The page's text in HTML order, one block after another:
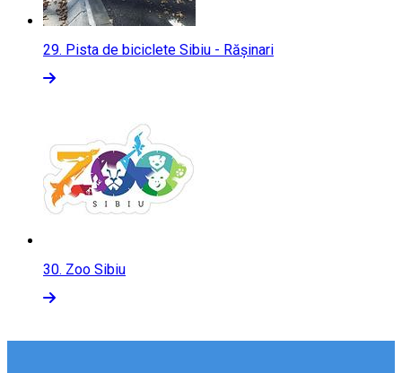
29. Pista de biciclete Sibiu - Rășinari
30. Zoo Sibiu